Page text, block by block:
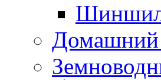
Домашний